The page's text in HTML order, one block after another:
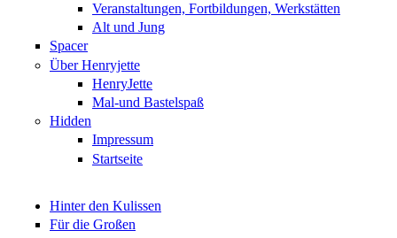
Veranstaltungen, Fortbildungen, Werkstätten
Alt und Jung
Spacer
Über Henryjette
HenryJette
Mal-und Bastelspaß
Hidden
Impressum
Startseite
Hinter den Kulissen
Für die Großen